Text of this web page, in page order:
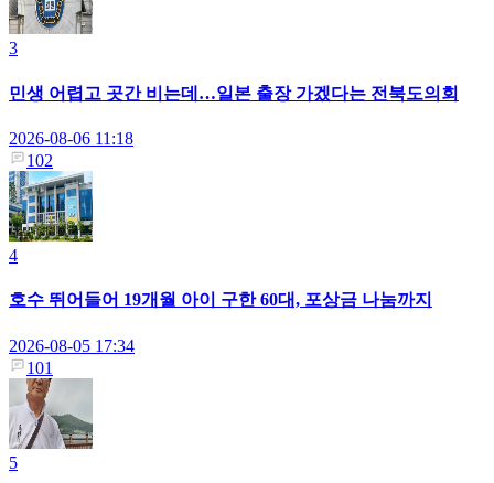
3
민생 어렵고 곳간 비는데…일본 출장 가겠다는 전북도의회
2026-08-06 11:18
102
4
호수 뛰어들어 19개월 아이 구한 60대, 포상금 나눔까지
2026-08-05 17:34
101
5